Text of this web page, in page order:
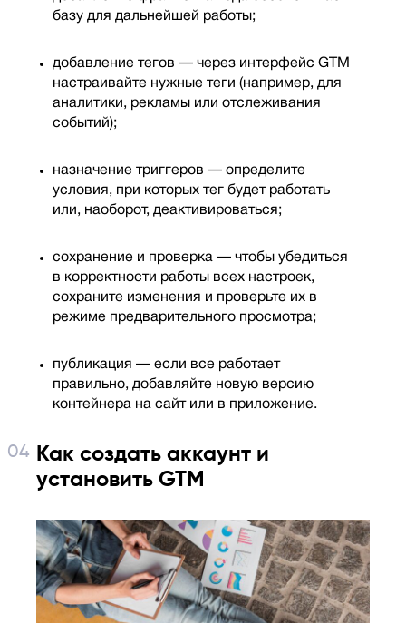
базу для дальнейшей работы;
добавление тегов — через интерфейс GTM
настраивайте нужные теги (например, для
аналитики, рекламы или отслеживания
событий);
назначение триггеров — определите
условия, при которых тег будет работать
или, наоборот, деактивироваться;
сохранение и проверка — чтобы убедиться
в корректности работы всех настроек,
сохраните изменения и проверьте их в
режиме предварительного просмотра;
публикация — если все работает
правильно, добавляйте новую версию
контейнера на сайт или в приложение.
Как создать аккаунт и
установить GTM